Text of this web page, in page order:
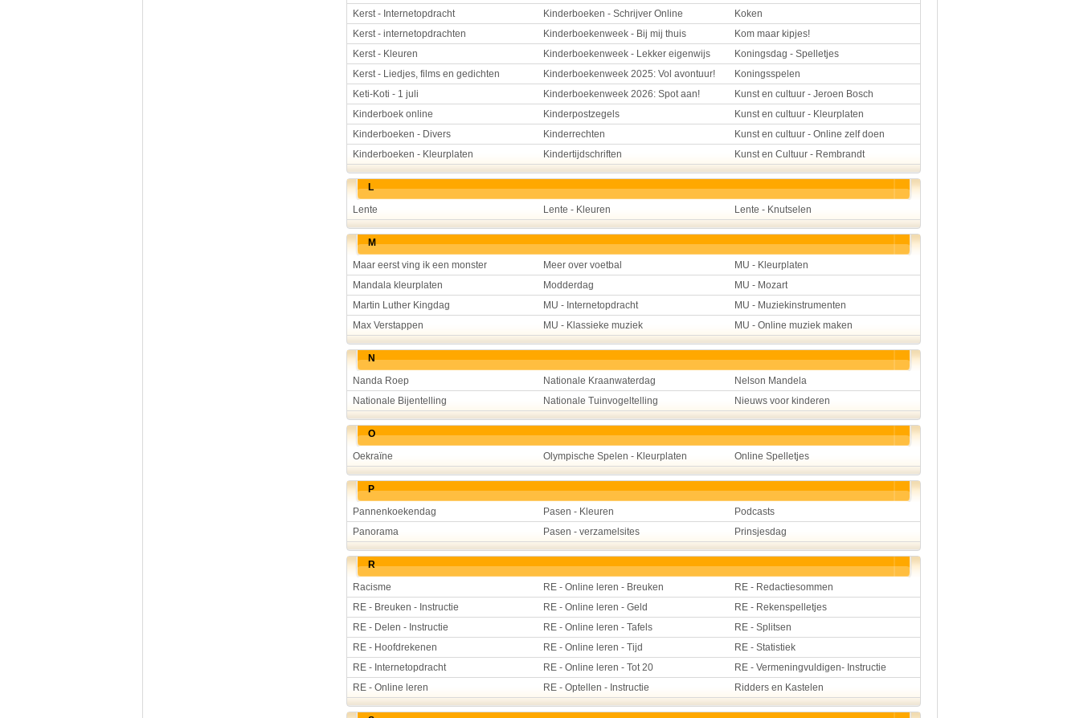
Kerst - Internetopdracht
Kinderboeken - Schrijver Online
Koken
Kerst - internetopdrachten
Kinderboekenweek - Bij mij thuis
Kom maar kipjes!
Kerst - Kleuren
Kinderboekenweek - Lekker eigenwijs
Koningsdag - Spelletjes
Kerst - Liedjes, films en gedichten
Kinderboekenweek 2025: Vol avontuur!
Koningsspelen
Keti-Koti - 1 juli
Kinderboekenweek 2026: Spot aan!
Kunst en cultuur - Jeroen Bosch
Kinderboek online
Kinderpostzegels
Kunst en cultuur - Kleurplaten
Kinderboeken - Divers
Kinderrechten
Kunst en cultuur - Online zelf doen
Kinderboeken - Kleurplaten
Kindertijdschriften Kunst en Cultuur - Rembrandt
L
Lente
Lente - Kleuren Lente - Knutselen
M
Maar eerst ving ik een monster
Meer over voetbal
MU - Kleurplaten
Mandala kleurplaten
Modderdag
MU - Mozart
Martin Luther Kingdag
MU - Internetopdracht
MU - Muziekinstrumenten
Max Verstappen
MU - Klassieke muziek MU - Online muziek maken
N
Nanda Roep
Nationale Kraanwaterdag
Nelson Mandela
Nationale Bijentelling
Nationale Tuinvogeltelling Nieuws voor kinderen
O
Oekraïne
Olympische Spelen - Kleurplaten Online Spelletjes
P
Pannenkoekendag
Pasen - Kleuren
Podcasts
Panorama
Pasen - verzamelsites Prinsjesdag
R
Racisme
RE - Online leren - Breuken
RE - Redactiesommen
RE - Breuken - Instructie
RE - Online leren - Geld
RE - Rekenspelletjes
RE - Delen - Instructie
RE - Online leren - Tafels
RE - Splitsen
RE - Hoofdrekenen
RE - Online leren - Tijd
RE - Statistiek
RE - Internetopdracht
RE - Online leren - Tot 20
RE - Vermeningvuldigen- Instructie
RE - Online leren
RE - Optellen - Instructie Ridders en Kastelen